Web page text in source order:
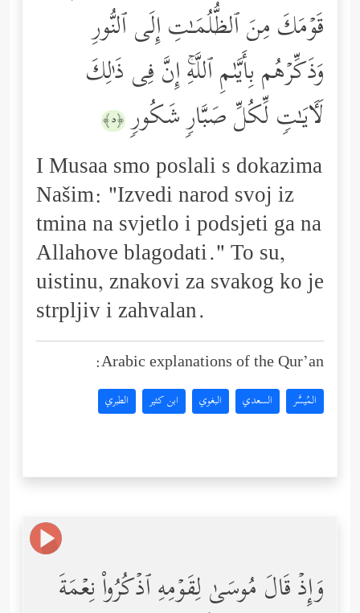
قَوۡمَكَ مِنَ ٱلظُّلُمَـٰتِ إِلَى ٱلنُّورِ
وَذَكِّرۡهُم بِأَیَّىٰمِ ٱللَّهِۚ إِنَّ فِی ذَ ٰ⁠لِكَ
لَـَٔایَـٰتࣲ لِّكُلِّ صَبَّارࣲ شَكُورࣲ ﴿٥﴾
I Musaa smo poslali s dokazima
Našim: "Izvedi narod svoj iz
tmina na svjetlo i podsjeti ga na
Allahove blagodati." To su,
uistinu, znakovi za svakog ko je
strpljiv i zahvalan.
Arabic explanations of the Qur’an:
المُيسَّر السعدي البغوي ابن كثير الطبري
وَإِذۡ قَالَ مُوسَىٰ لِقَوۡمِهِ ٱذۡكُرُواْ نِعۡمَةَ